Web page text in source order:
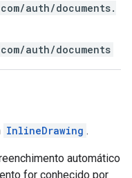
auth/documents.
auth/documents
InlineDrawing .
automático
for conhecido por